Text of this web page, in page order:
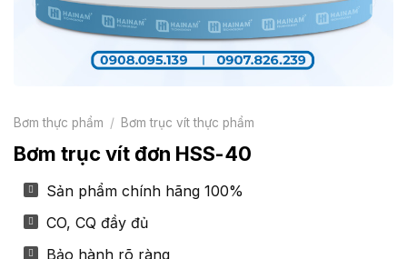
Bơm thực phẩm / Bơm trục vít thực phẩm
Bơm trục vít đơn HSS-40
Sản phẩm chính hãng 100%
CO, CQ đầy đủ
Bảo hành rõ ràng